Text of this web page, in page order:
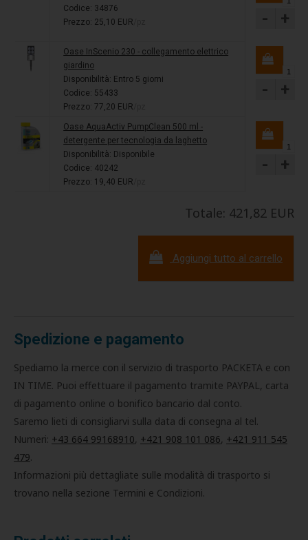
Codice: 34876
Prezzo: 25,10 EUR
- +
Oase InScenio 230 - collegamento elettrico
giardino
Disponibilità: Entro 5 giorni
Codice: 55433
Prezzo: 77,20 EUR
- +
Oase AquaActiv PumpClean 500 ml -
detergente per tecnologia da laghetto
Disponibilità: Disponibile
Codice: 40242
Prezzo: 19,40 EUR
- +
Totale: 421,82 EUR
Aggiungi tutto al carrello
Spedizione e pagamento
Spediamo la merce con il servizio di trasporto PACKETA e con
IN TIME. Puoi effettuare il pagamento tramite PAYPAL, carta
di pagamento online o bonifico bancario dal conto.
Saremo lieti di consigliarvi sulla data di consegna al tel.
Numeri: +43 664 99168910, +421 908 101 086, +421 911 545
479.
Informazioni più dettagliate sulle modalità di trasporto si
trovano nella sezione Termini e Condizioni.